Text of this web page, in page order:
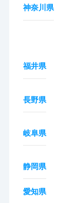
神奈川県
福井県
長野県
岐阜県
静岡県
愛知県